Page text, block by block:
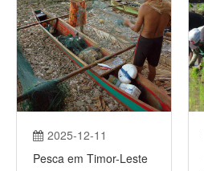
2025-12-11
Pesca em Timor-Leste